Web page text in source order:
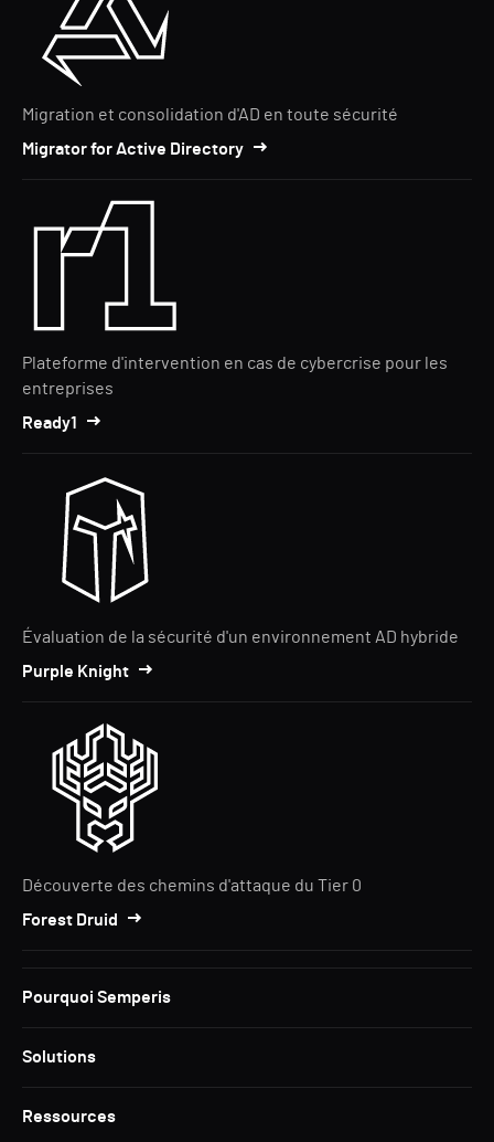
Migration et consolidation d'AD en toute sécurité
Migrator for Active Directory
Plateforme d'intervention en cas de cybercrise pour les
entreprises
Ready1
Évaluation de la sécurité d'un environnement AD hybride
Purple Knight
Découverte des chemins d'attaque du Tier 0
Forest Druid
Pourquoi Semperis
Solutions
Ressources